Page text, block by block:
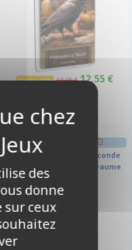
Promo -10% 13,95 € 12,55 €
DECK-BUILDING AVENTURE
Le Trône de Fer JCE - Seconde
Édition : Protéger le royaume
-10%
des
donne
sur ceux